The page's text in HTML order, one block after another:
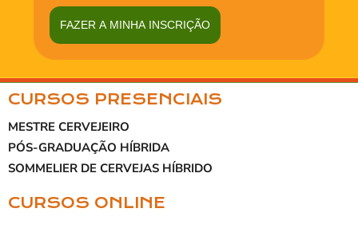
FAZER A MINHA INSCRIÇÃO
CURSOS PRESENCIAIS
MESTRE CERVEJEIRO
PÓS-GRADUAÇÃO HÍBRIDA
SOMMELIER DE CERVEJAS HÍBRIDO
CURSOS ONLINE